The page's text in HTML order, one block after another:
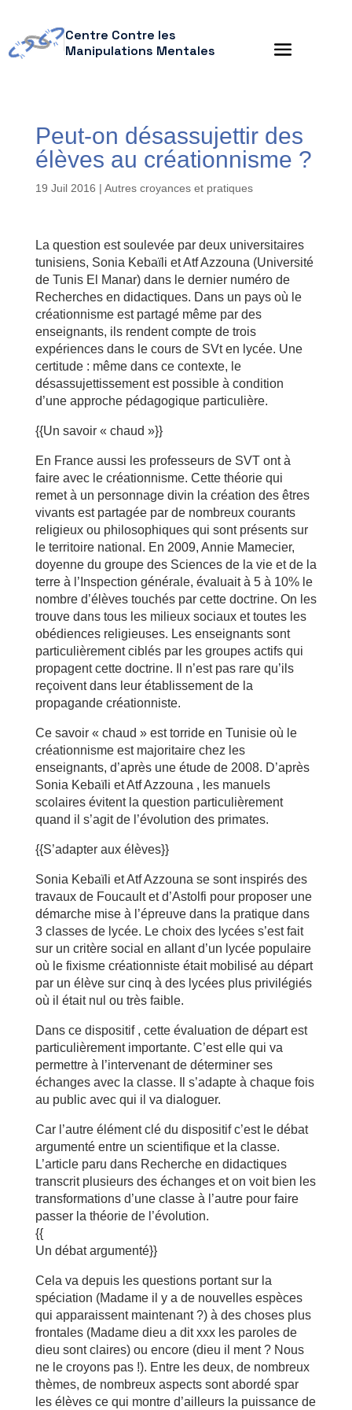
Centre Contre les
Manipulations Mentales
Peut-on désassujettir des
élèves au créationnisme ?
19 Juil 2016 | Autres croyances et pratiques
La question est soulevée par deux universitaires
tunisiens, Sonia Kebaïli et Atf Azzouna (Université
de Tunis El Manar) dans le dernier numéro de
Recherches en didactiques. Dans un pays où le
créationnisme est partagé même par des
enseignants, ils rendent compte de trois
expériences dans le cours de SVt en lycée. Une
certitude : même dans ce contexte, le
désassujettissement est possible à condition
d’une approche pédagogique particulière.
{{Un savoir « chaud »}}
En France aussi les professeurs de SVT ont à
faire avec le créationnisme. Cette théorie qui
remet à un personnage divin la création des êtres
vivants est partagée par de nombreux courants
religieux ou philosophiques qui sont présents sur
le territoire national. En 2009, Annie Mamecier,
doyenne du groupe des Sciences de la vie et de la
terre à l’Inspection générale, évaluait à 5 à 10% le
nombre d’élèves touchés par cette doctrine. On les
trouve dans tous les milieux sociaux et toutes les
obédiences religieuses. Les enseignants sont
particulièrement ciblés par les groupes actifs qui
propagent cette doctrine. Il n’est pas rare qu’ils
reçoivent dans leur établissement de la
propagande créationniste.
Ce savoir « chaud » est torride en Tunisie où le
créationnisme est majoritaire chez les
enseignants, d’après une étude de 2008. D’après
Sonia Kebaïli et Atf Azzouna , les manuels
scolaires évitent la question particulièrement
quand il s’agit de l’évolution des primates.
{{S’adapter aux élèves}}
Sonia Kebaïli et Atf Azzouna se sont inspirés des
travaux de Foucault et d’Astolfi pour proposer une
démarche mise à l’épreuve dans la pratique dans
3 classes de lycée. Le choix des lycées s’est fait
sur un critère social en allant d’un lycée populaire
où le fixisme créationniste était mobilisé au départ
par un élève sur cinq à des lycées plus privilégiés
où il était nul ou très faible.
Dans ce dispositif , cette évaluation de départ est
particulièrement importante. C’est elle qui va
permettre à l’intervenant de déterminer ses
échanges avec la classe. Il s’adapte à chaque fois
au public avec qui il va dialoguer.
Car l’autre élément clé du dispositif c’est le débat
argumenté entre un scientifique et la classe.
L’article paru dans Recherche en didactiques
transcrit plusieurs des échanges et on voit bien les
transformations d’une classe à l’autre pour faire
passer la théorie de l’évolution.
{{
Un débat argumenté}}
Cela va depuis les questions portant sur la
spéciation (Madame il y a de nouvelles espèces
qui apparaissent maintenant ?) à des choses plus
frontales (Madame dieu a dit xxx les paroles de
dieu sont claires) ou encore (dieu il ment ? Nous
ne le croyons pas !). Entre les deux, de nombreux
thèmes, de nombreux aspects sont abordé spar
les élèves ce qui montre d’ailleurs la puissance de